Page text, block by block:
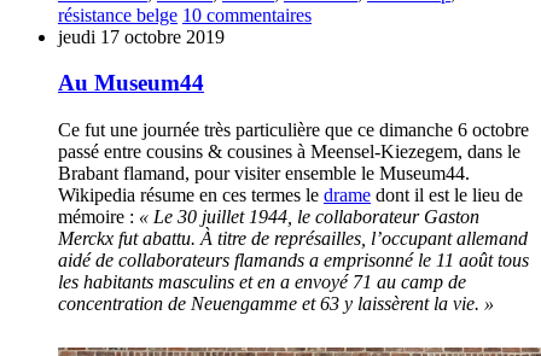
résistance belge 10 commentaires
jeudi 17 octobre 2019
Au Museum44
Ce fut une journée très particulière que ce dimanche 6 octobre
passé entre cousins & cousines à Meensel-Kiezegem, dans le
Brabant flamand, pour visiter ensemble le Museum44.
Wikipedia résume en ces termes le drame dont il est le lieu de
mémoire : « Le 30 juillet 1944, le collaborateur Gaston
Merckx fut abattu. À titre de représailles, l’occupant allemand
aidé de collaborateurs flamands a emprisonné le 11 août tous
les habitants masculins et en a envoyé 71 au camp de
concentration de Neuengamme et 63 y laissèrent la vie. »